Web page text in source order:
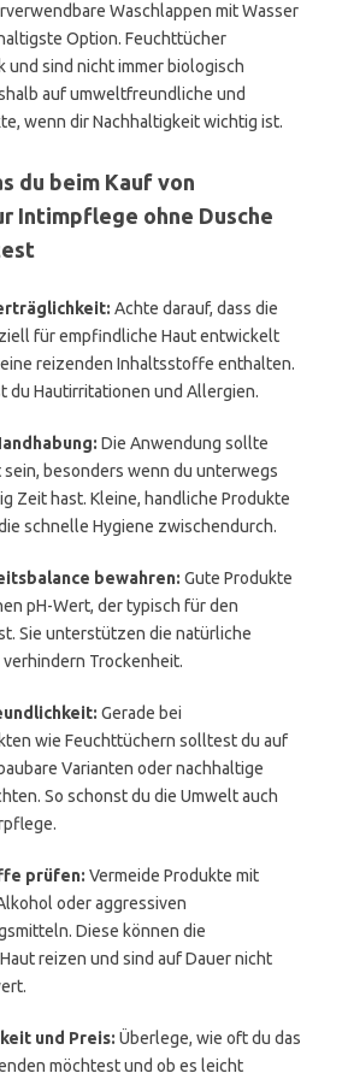
Waschlappen mit Wasser
Option. Feuchttücher
und sind nicht immer biologisch
auf umweltfreundliche und
wenn dir Nachhaltigkeit wichtig ist.
du beim Kauf von
Intimpflege ohne Dusche
Achte darauf, dass die
für empfindliche Haut entwickelt
reizenden Inhaltsstoffe enthalten.
du Hautirritationen und Allergien.
Die Anwendung sollte
besonders wenn du unterwegs
Zeit hast. Kleine, handliche Produkte
schnelle Hygiene zwischendurch.
bewahren: Gute Produkte
pH-Wert, der typisch für den
Sie unterstützen die natürliche
Trockenheit.
Gerade bei
wie Feuchttüchern solltest du auf
Varianten oder nachhaltige
So schonst du die Umwelt auch
prüfen: Vermeide Produkte mit
oder aggressiven
Diese können die
reizen und sind auf Dauer nicht
und Preis: Überlege, wie oft du das
möchtest und ob es leicht